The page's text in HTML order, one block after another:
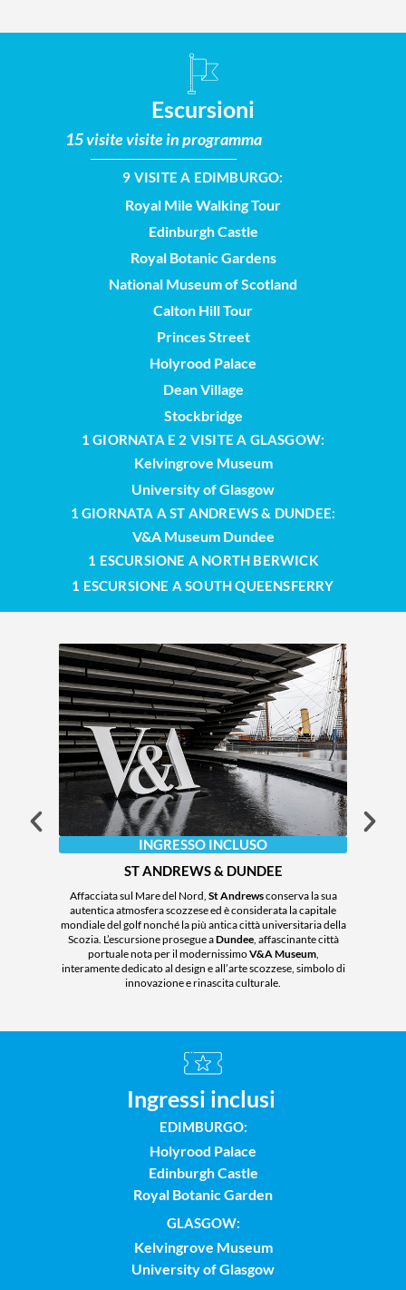
Escursioni
15 visite visite in programma
9 VISITE A EDIMBURGO:
Royal Mile Walking Tour
Edinburgh Castle
Royal Botanic Gardens
National Museum of Scotland
Calton Hill Tour
Princes Street
Holyrood Palace
Dean Village
Stockbridge
1 GIORNATA E 2 VISITE A GLASGOW:
Kelvingrove Museum
University of Glasgow
1 GIORNATA A ST ANDREWS & DUNDEE:
V&A Museum Dundee
1 ESCURSIONE A NORTH BERWICK
1 ESCURSIONE A SOUTH QUEENSFERRY
INGRESSO INCLUSO
ST ANDREWS & DUNDEE
Affacciata sul Mare del Nord, St Andrewsconserva la sua
autentica atmosfera scozzese ed è considerata la capitale
mondiale del golf nonché la più antica città universitaria della
Scozia. L’escursione prosegue aDundee, affascinante città
portuale nota per il modernissimoV&A Museum,
interamente dedicato al design e all’arte scozzese, simbolo di
innovazione e rinascita culturale.
Ingressi inclusi
EDIMBURGO:
Holyrood Palace
Edinburgh Castle
Royal Botanic Garden
GLASGOW:
Kelvingrove Museum
University of Glasgow